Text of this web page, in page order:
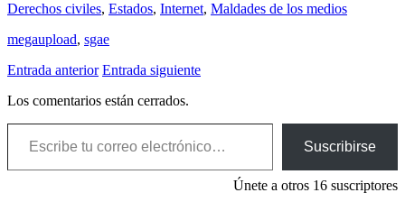
Derechos civiles, Estados, Internet, Maldades de los medios
megaupload, sgae
Entrada anterior Entrada siguiente
Los comentarios están cerrados.
Escribe tu correo electrónico…
Suscribirse
Únete a otros 16 suscriptores